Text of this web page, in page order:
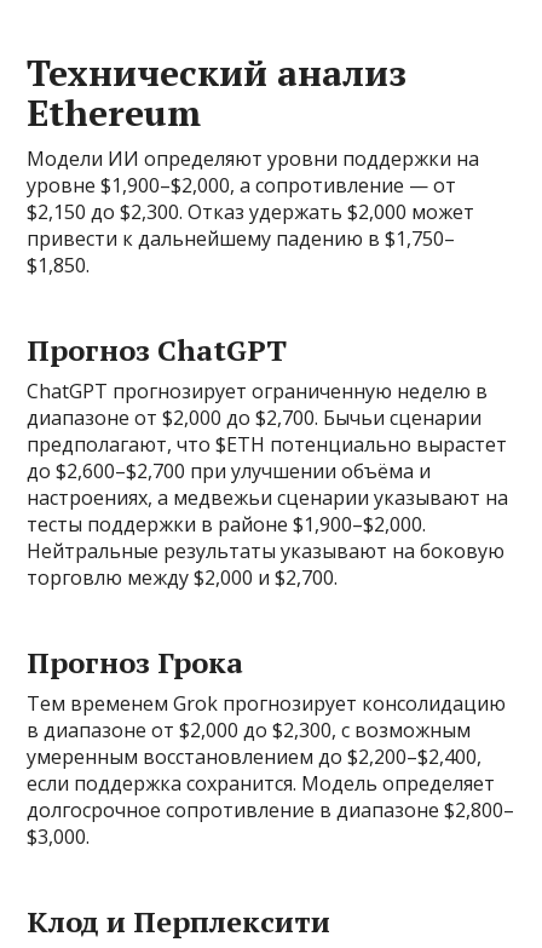
Технический анализ
Ethereum
Модели ИИ определяют уровни поддержки на
уровне $1,900–$2,000, а сопротивление — от
$2,150 до $2,300. Отказ удержать $2,000 может
привести к дальнейшему падению в $1,750–
$1,850.
Прогноз ChatGPT
ChatGPT прогнозирует ограниченную неделю в
диапазоне от $2,000 до $2,700. Бычьи сценарии
предполагают, что $ETH потенциально вырастет
до $2,600–$2,700 при улучшении объёма и
настроениях, а медвежьи сценарии указывают на
тесты поддержки в районе $1,900–$2,000.
Нейтральные результаты указывают на боковую
торговлю между $2,000 и $2,700.
Прогноз Грока
Тем временем Grok прогнозирует консолидацию
в диапазоне от $2,000 до $2,300, с возможным
умеренным восстановлением до $2,200–$2,400,
если поддержка сохранится. Модель определяет
долгосрочное сопротивление в диапазоне $2,800–
$3,000.
Клод и Перплексити